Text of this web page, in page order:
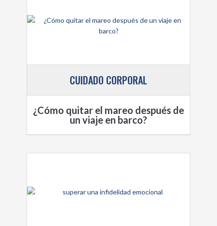
CUIDADO CORPORAL
¿Cómo quitar el mareo después de
un viaje en barco?